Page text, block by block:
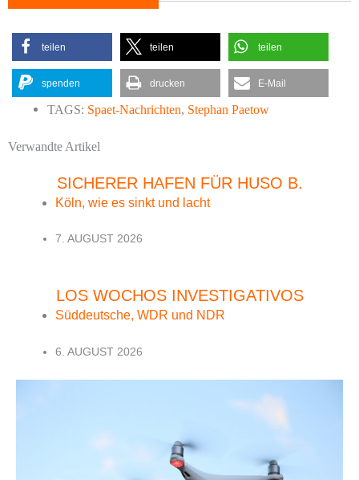
teilen teilen teilen
spenden drucken E-Mail
TAGS: Spaet-Nachrichten, Stephan Paetow
Verwandte Artikel
SICHERER HAFEN FÜR HUSO B.
Köln, wie es sinkt und lacht
7. AUGUST 2026
LOS WOCHOS INVESTIGATIVOS
Süddeutsche, WDR und NDR
6. AUGUST 2026